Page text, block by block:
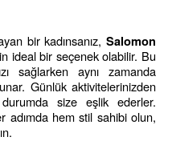
bir kadınsanız, Salomon
ideal bir seçenek olabilir. Bu
sağlarken aynı zamanda
Günlük aktivitelerinizden
size eşlik ederler.
adımda hem stil sahibi olun,